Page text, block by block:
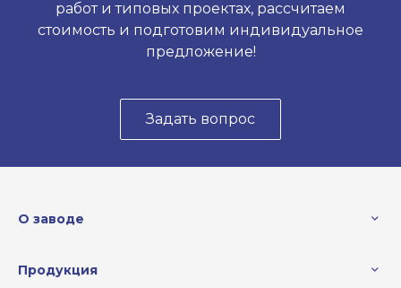
работ и типовых проектах, рассчитаем
стоимость и подготовим индивидуальное
предложение!
Задать вопрос
О заводе
Продукция